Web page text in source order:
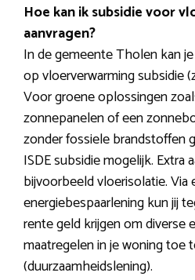
Hoe kan ik subsidie voor
aanvragen?
In de gemeente Tholen kan
op vloerverwarming subsidie
Voor groene oplossingen
zonnepanelen of een
zonder fossiele brandstoffen
ISDE subsidie mogelijk. Extra
bijvoorbeeld vloerisolatie. Via
energiebespaarlening kun jij
rente geld krijgen om diverse
maatregelen in je woning toe
(duurzaamheidslening).